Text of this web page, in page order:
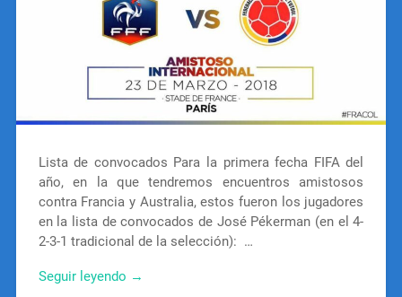
Lista de convocados Para la primera fecha FIFA del
año, en la que tendremos encuentros amistosos
contra Francia y Australia, estos fueron los jugadores
en la lista de convocados de José Pékerman (en el 4-
2-3-1 tradicional de la selección): …
Seguir leyendo →